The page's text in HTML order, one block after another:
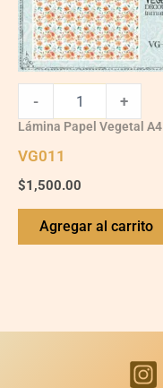
- +
Lámina Papel Vegetal A4
VG011
$1,500.00
Agregar al carrito